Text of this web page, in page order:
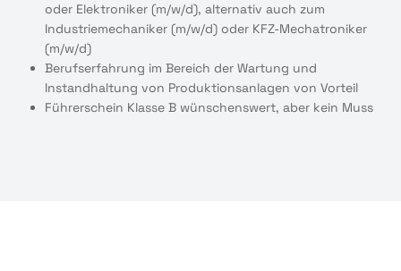
oder Elektroniker (m/w/d), alternativ auch zum
Industriemechaniker (m/w/d) oder KFZ-Mechatroniker
(m/w/d)
Berufserfahrung im Bereich der Wartung und
Instandhaltung von Produktionsanlagen von Vorteil
Führerschein Klasse B wünschenswert, aber kein Muss